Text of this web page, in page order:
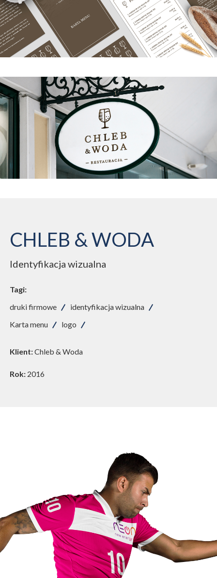
CHLEB & WODA
Identyfikacja wizualna
Tagi:
druki firmowe
identyfikacja wizualna
Karta menu
logo
Klient:Chleb & Woda
Rok: 2016